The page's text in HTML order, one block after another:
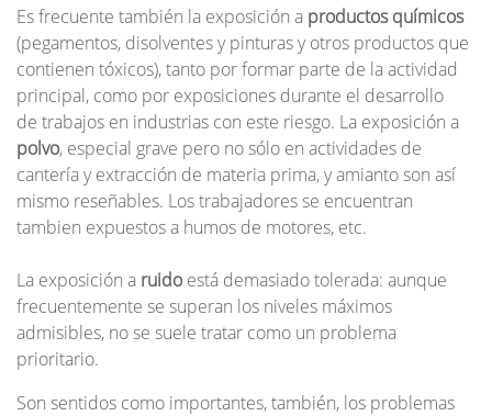
Es frecuente también la exposición a productos químicos
(pegamentos, disolventes y pinturas y otros productos que
contienen tóxicos), tanto por formar parte de la actividad
principal, como por exposiciones durante el desarrollo
de trabajos en industrias con este riesgo. La exposición a
polvo, especial grave pero no sólo en actividades de
cantería y extracción de materia prima, y amianto son así
mismo reseñables. Los trabajadores se encuentran
tambien expuestos a humos de motores, etc.
La exposición a ruido está demasiado tolerada: aunque
frecuentemente se superan los niveles máximos
admisibles, no se suele tratar como un problema
prioritario.
Son sentidos como importantes, también, los problemas